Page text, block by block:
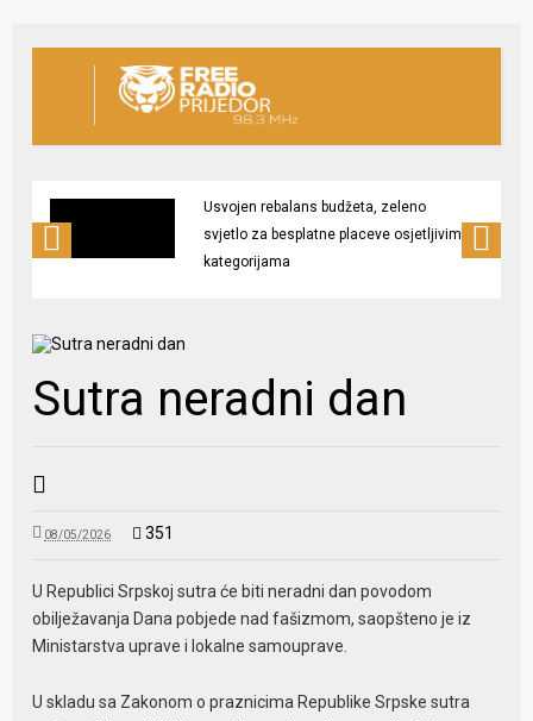
Usvojen rebalans budžeta, zeleno
svjetlo za besplatne placeve osjetljivim
kategorijama
Sutra neradni dan
08/05/2026 351
U Republici Srpskoj sutra će biti neradni dan povodom
obilježavanja Dana pobjede nad fašizmom, saopšteno je iz
Ministarstva uprave i lokalne samouprave.
U skladu sa Zakonom o praznicima Republike Srpske sutra